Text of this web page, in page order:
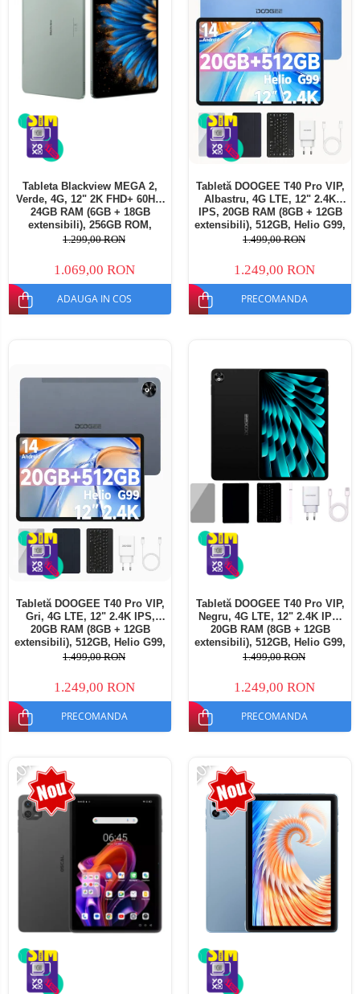
Tableta Blackview MEGA 2,
Verde, 4G, 12" 2K FHD+ 60Hz,
24GB RAM (6GB + 18GB
extensibili), 256GB ROM,
Android 15, Unisoc T615,
Stylus, Face Unlock, Dual SIM
1.299,00 RON
1.069,00 RON
ADAUGA IN COS
Tabletă DOOGEE T40 Pro VIP,
Albastru, 4G LTE, 12" 2.4K
IPS, 20GB RAM (8GB + 12GB
extensibili), 512GB, Helio G99,
10800mAh, 33W, Android 14,
1.499,00 RON
1.249,00 RON
PRECOMANDA
Tabletă DOOGEE T40 Pro VIP,
Gri, 4G LTE, 12" 2.4K IPS,
20GB RAM (8GB + 12GB
extensibili), 512GB, Helio G99,
10800mAh, 33W, Android 14,
1.499,00 RON
1.249,00 RON
PRECOMANDA
Tabletă DOOGEE T40 Pro VIP,
Negru, 4G LTE, 12" 2.4K IPS,
20GB RAM (8GB + 12GB
extensibili), 512GB, Helio G99,
10800mAh, 33W, Android 14,
1.499,00 RON
1.249,00 RON
PRECOMANDA
-20% -20%